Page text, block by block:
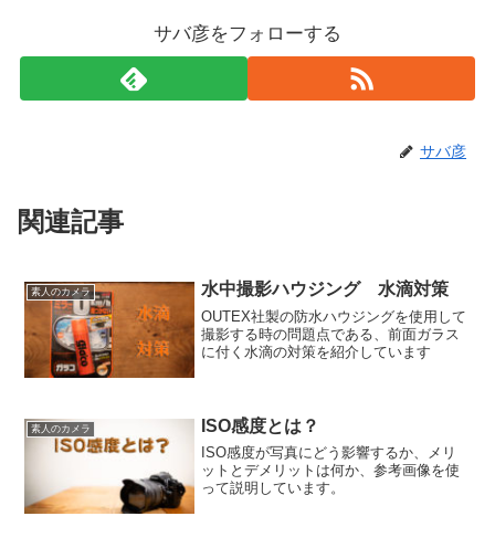
サバ彦をフォローする
サバ彦
関連記事
素人のカメラ 水中撮影ハウジング 水滴対策
OUTEX社製の防水ハウジングを使用して
撮影する時の問題点である、前面ガラス
に付く水滴の対策を紹介しています
素人のカメラ ISO感度とは？
ISO感度が写真にどう影響するか、メリ
ットとデメリットは何か、参考画像を使
って説明しています。